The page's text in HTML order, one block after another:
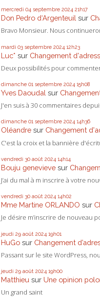
mercredi 04 septembre 2024 21h17
Don Pedro d‘Argenteuil sur
Bravo Monsieur. Nous
mardi 03 septembre 2024 12h23
Luc* sur Changement
Deux possibilités pour
dimanche 01 septembre 2024 15h08
Yves Daoudal sur
J'en suis à 30 commentaires
dimanche 01 septembre 2024 14h36
Oléandre sur Changement
C'est la croix et la bannière
vendredi 30 août 2024 14h14
Bouju genevieve sur
J’ai du mal à m inscrire à votre
vendredi 30 août 2024 14h02
Mme Martine ORLANDO sur
Je désire m’inscrire de nouveau
jeudi 29 août 2024 19h01
HuGo sur Changement
Passant sur le site WordPress,
jeudi 29 août 2024 19h00
Matthieu sur Une opinion
Un grand saint